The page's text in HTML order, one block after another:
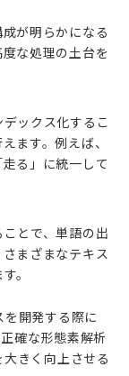
が明らかになる
な処理の土台を
ックス化するこ
ます。例えば、
る」に統一して
とで、単語の出
まざまなテキス
。
開発する際に
確な形態素解析
きく向上させる